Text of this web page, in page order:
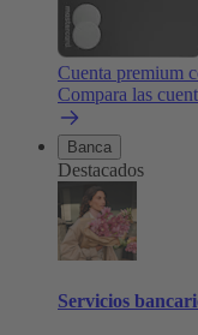
Cuenta premium
Compara las
Banca
Destacados
Servicios